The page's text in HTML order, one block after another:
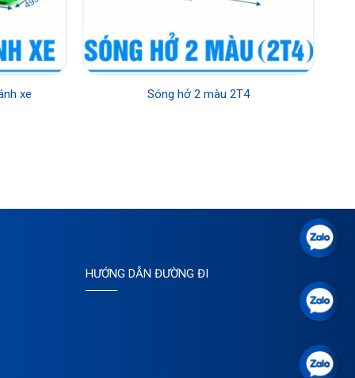
xe Sóng hở 2 màu 2T4
HƯỚNG DẪN ĐƯỜNG ĐI